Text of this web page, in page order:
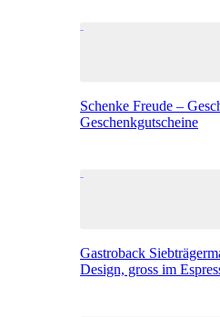
Schenke Freude –
Geschenkgutscheine
Gastroback
Design, gross im